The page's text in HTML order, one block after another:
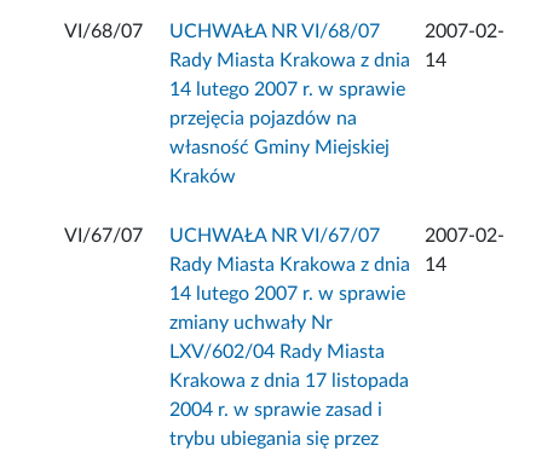
VI/68/07
UCHWAŁA NR VI/68/07
Rady Miasta Krakowa z dnia
14 lutego 2007 r. w sprawie
przejęcia pojazdów na
własność Gminy Miejskiej
Kraków
2007-02-
14
VI/67/07
UCHWAŁA NR VI/67/07
Rady Miasta Krakowa z dnia
14 lutego 2007 r. w sprawie
zmiany uchwały Nr
LXV/602/04 Rady Miasta
Krakowa z dnia 17 listopada
2004 r. w sprawie zasad i
trybu ubiegania się przez
2007-02-
14